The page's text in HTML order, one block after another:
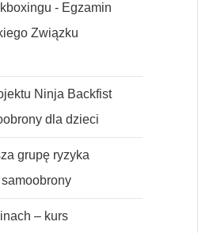
- Egzamin
Związku
Ninja Backfist
dla dzieci
grupę ryzyka
– kurs